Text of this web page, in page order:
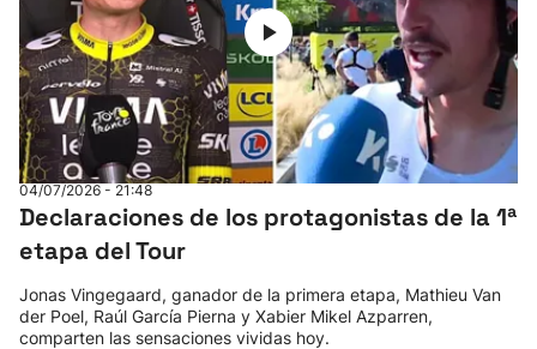
04/07/2026 - 21:48
Declaraciones de los protagonistas de la 1ª
etapa del Tour
Jonas Vingegaard, ganador de la primera etapa, Mathieu Van
der Poel, Raúl García Pierna y Xabier Mikel Azparren,
comparten las sensaciones vividas hoy.